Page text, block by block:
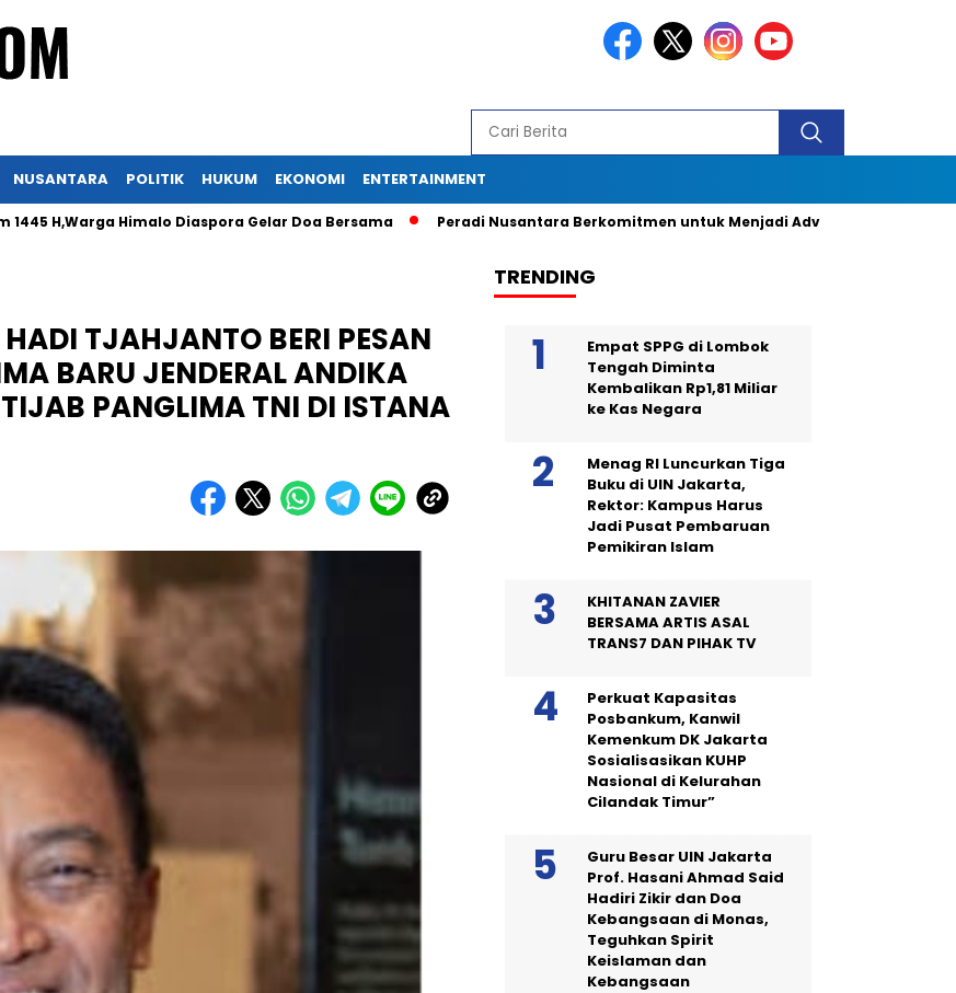
NUSANTARA POLITIK HUKUM EKONOMI ENTERTAINMENT
Himalo Diaspora Gelar Doa Bersama Peradi Nusantara Berkomitmen untuk Menjadi Advokat Spesialis dengan
TJAHJANTO BERI PESAN
BARU JENDERAL ANDIKA
PANGLIMA TNI DI ISTANA
TRENDING
Empat SPPG di Lombok
Tengah Diminta
Kembalikan Rp1,81 Miliar
ke Kas Negara
Menag RI Luncurkan Tiga
Buku di UIN Jakarta,
Rektor: Kampus Harus
Jadi Pusat Pembaruan
Pemikiran Islam
KHITANAN ZAVIER
BERSAMA ARTIS ASAL
TRANS7 DAN PIHAK TV
Perkuat Kapasitas
Posbankum, Kanwil
Kemenkum DK Jakarta
Sosialisasikan KUHP
Nasional di Kelurahan
Cilandak Timur”
Guru Besar UIN Jakarta
Prof. Hasani Ahmad Said
Hadiri Zikir dan Doa
Kebangsaan di Monas,
Teguhkan Spirit
Keislaman dan
Kebangsaan